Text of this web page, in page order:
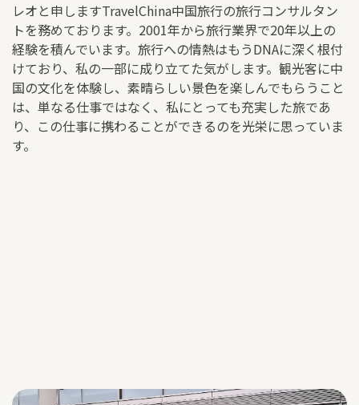
レオと申しますTravelChina中国旅行の旅行コンサルタン
トを務めております。2001年から旅行業界で20年以上の
経験を積んでいます。旅行への情熱はもうDNAに深く根付
けており、私の一部に成り立てた気がします。観光客に中
国の文化を体験し、素晴らしい景色を楽しんでもらうこと
は、単なる仕事ではなく、私にとっても充実した旅であ
り、この仕事に携わることができるのを光栄に思っていま
す。